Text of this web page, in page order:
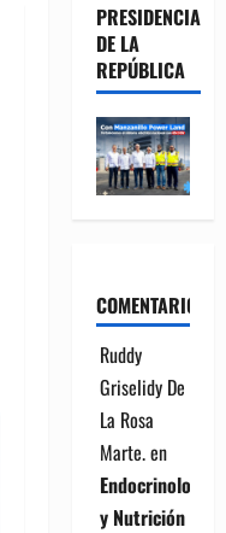
PRESIDENCIA
DE LA
REPÚBLICA
COMENTARIOS
Ruddy
Griselidy De
La Rosa
Marte.en
Endocrinología
y Nutrición